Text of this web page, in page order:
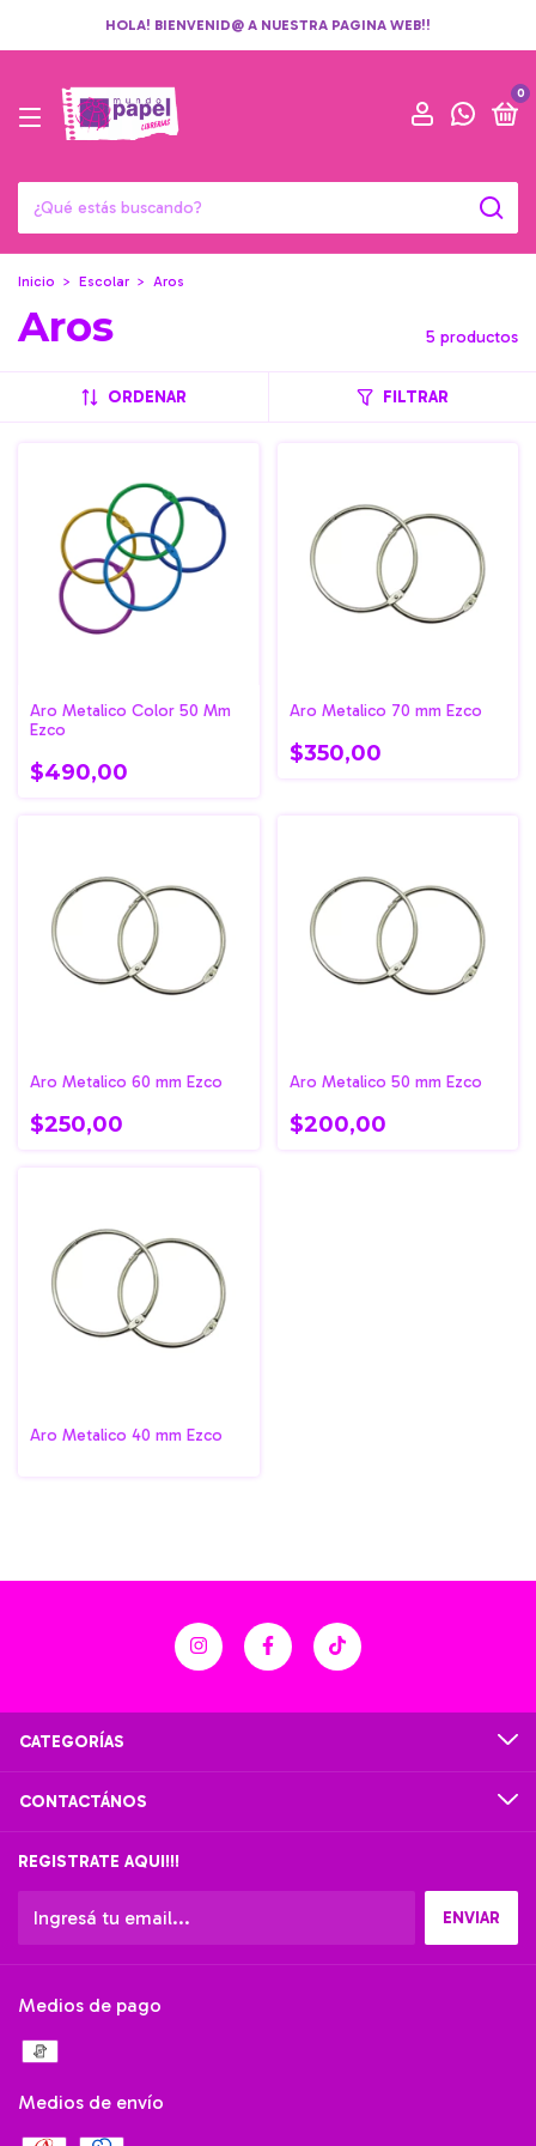
HOLA! BIENVENID@ A NUESTRA PAGINA WEB!!
0
Inicio > Escolar > Aros
Aros 5 productos
ORDENAR FILTRAR
Aro Metalico Color 50 Mm
Ezco
$490,00
Aro Metalico 70 mm Ezco
$350,00
Aro Metalico 60 mm Ezco
$250,00
Aro Metalico 50 mm Ezco
$200,00
Aro Metalico 40 mm Ezco
CATEGORÍAS
CONTACTÁNOS
REGISTRATE AQUI!!!
Medios de pago
Medios de envío